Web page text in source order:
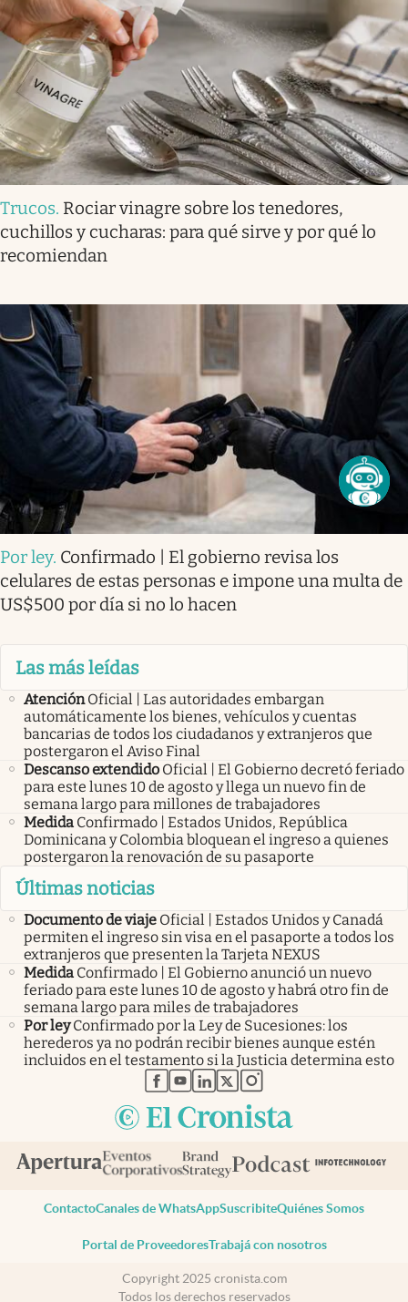
Trucos. Rociar vinagre sobre los tenedores,
cuchillos y cucharas: para qué sirve y por qué lo
recomiendan
Por ley. Confirmado | El gobierno revisa los
celulares de estas personas e impone una multa de
US$500 por día si no lo hacen
Las más leídas
Atención Oficial | Las autoridades embargan
automáticamente los bienes, vehículos y cuentas
bancarias de todos los ciudadanos y extranjeros que
postergaron el Aviso Final
Descanso extendido Oficial | El Gobierno decretó feriado
para este lunes 10 de agosto y llega un nuevo fin de
semana largo para millones de trabajadores
Medida Confirmado | Estados Unidos, República
Dominicana y Colombia bloquean el ingreso a quienes
postergaron la renovación de su pasaporte
Últimas noticias
Documento de viaje Oficial | Estados Unidos y Canadá
permiten el ingreso sin visa en el pasaporte a todos los
extranjeros que presenten la Tarjeta NEXUS
Medida Confirmado | El Gobierno anunció un nuevo
feriado para este lunes 10 de agosto y habrá otro fin de
semana largo para miles de trabajadores
Por ley Confirmado por la Ley de Sucesiones: los
herederos ya no podrán recibir bienes aunque estén
incluidos en el testamento si la Justicia determina esto
abre en nueva pestaña
abre en nueva pestaña
abre en nueva pestaña
abre en nueva pestaña
abre en nueva pestaña
ContactoCanales de WhatsAppSuscribiteQuiénes Somos
Portal de ProveedoresTrabajá con nosotros
Copyright 2025 cronista.com
Todos los derechos reservados